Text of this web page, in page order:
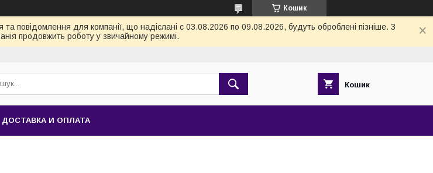
Кошик
повідомлення для компанії, що надіслані с 03.08.2026 по 09.08.2026, будуть оброблені пізніше. З
продовжить роботу у звичайному режимі.
Кошик
ДОСТАВКА И ОПЛАТА